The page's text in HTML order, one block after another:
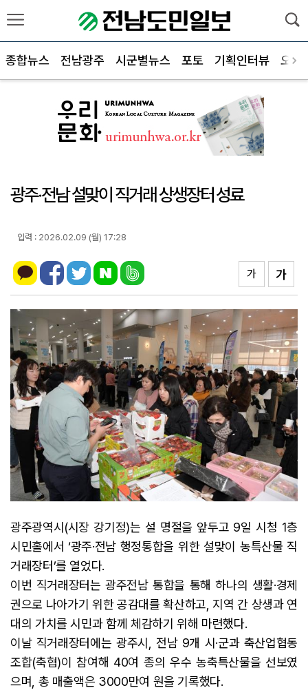
종합뉴스 전남광주 시군별뉴스 포토 기획인터뷰 오피
광주‧전남 설맞이 직거래 상생장터 성료
입력 : 2026.02.09 (월) 17:28
가
가
광주광역시(시장 강기정)는 설 명절을 앞두고 9일 시청 1층
시민홀에서 ‘광주·전남 행정통합을 위한 설맞이 농특산물 직
거래장터’를 열었다.
이번 직거래장터는 광주전남 통합을 통해 하나의 생활·경제
권으로 나아가기 위한 공감대를 확산하고, 지역 간 상생과 연
대의 가치를 시민과 함께 체감하기 위해 마련했다.
이날 직거래장터에는 광주시, 전남 9개 시·군과 축산업협동
조합(축협)이 참여해 40여 종의 우수 농축특산물을 선보였
으며, 총 매출액은 3000만여 원을 기록했다.